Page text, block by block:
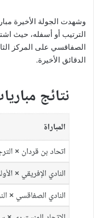
وشهدت الجولة الأخيرة
الترتيب أو أسفله، حيث
الصفاقسي على المركز
الدقائق الأخيرة.